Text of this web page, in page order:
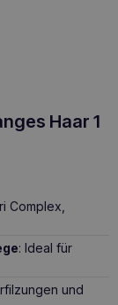
Haar 1
Complex,
: Ideal für
und